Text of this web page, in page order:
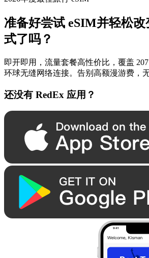
准备好尝试 eSIM并轻松
式了吗？
即开即用，流量套餐高性价比，覆盖
环球无缝网络连接。告别高额漫游费，
还没有 RedEx 应用？